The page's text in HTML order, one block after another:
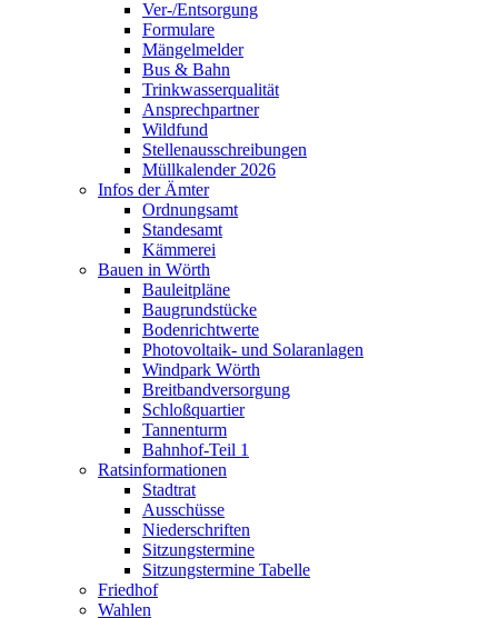
Ver-/Entsorgung
Formulare
Mängelmelder
Bus & Bahn
Trinkwasserqualität
Ansprechpartner
Wildfund
Stellenausschreibungen
Müllkalender 2026
Infos der Ämter
Ordnungsamt
Standesamt
Kämmerei
Bauen in Wörth
Bauleitpläne
Baugrundstücke
Bodenrichtwerte
Photovoltaik- und Solaranlagen
Windpark Wörth
Breitbandversorgung
Schloßquartier
Tannenturm
Bahnhof-Teil 1
Ratsinformationen
Stadtrat
Ausschüsse
Niederschriften
Sitzungstermine
Sitzungstermine Tabelle
Friedhof
Wahlen